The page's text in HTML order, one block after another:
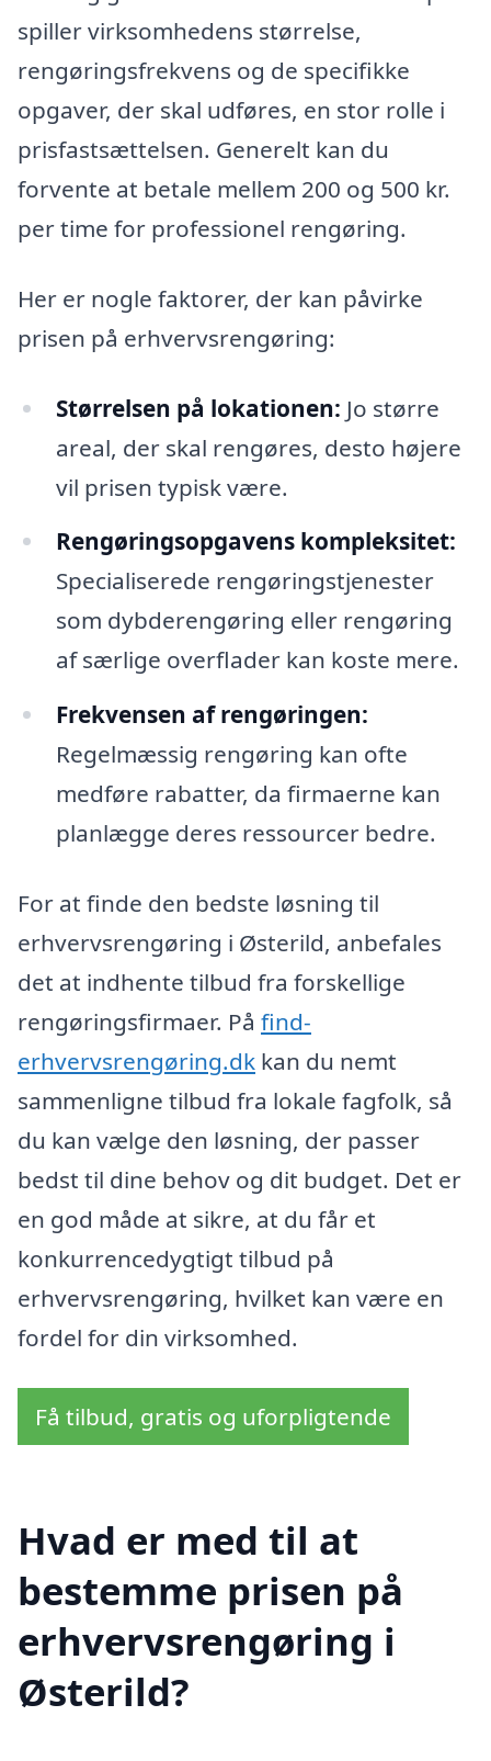
spiller virksomhedens størrelse,
rengøringsfrekvens og de specifikke
opgaver, der skal udføres, en stor rolle i
prisfastsættelsen. Generelt kan du
forvente at betale mellem 200 og 500 kr.
per time for professionel rengøring.
Her er nogle faktorer, der kan påvirke
prisen på erhvervsrengøring:
Størrelsen på lokationen: Jo større
areal, der skal rengøres, desto højere
vil prisen typisk være.
Rengøringsopgavens kompleksitet:
Specialiserede rengøringstjenester
som dybderengøring eller rengøring
af særlige overflader kan koste mere.
Frekvensen af rengøringen:
Regelmæssig rengøring kan ofte
medføre rabatter, da firmaerne kan
planlægge deres ressourcer bedre.
For at finde den bedste løsning til
erhvervsrengøring i Østerild, anbefales
det at indhente tilbud fra forskellige
rengøringsfirmaer. På find-
erhvervsrengøring.dk kan du nemt
sammenligne tilbud fra lokale fagfolk, så
du kan vælge den løsning, der passer
bedst til dine behov og dit budget. Det er
en god måde at sikre, at du får et
konkurrencedygtigt tilbud på
erhvervsrengøring, hvilket kan være en
fordel for din virksomhed.
Få tilbud, gratis og uforpligtende
Hvad er med til at
bestemme prisen på
erhvervsrengøring i
Østerild?